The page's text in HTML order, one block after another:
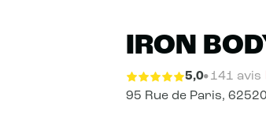
IRON
5,0 141 avis
95 Rue de Paris,